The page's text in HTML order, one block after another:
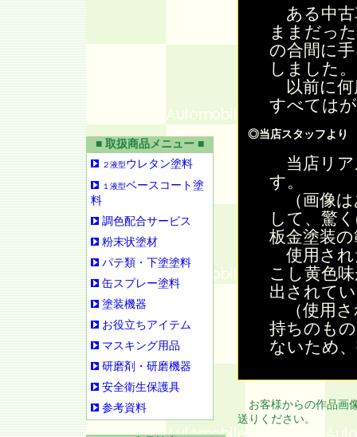
ある中古
ままだっ
の合間に
しました。
以前に何
すべては
◎当店スタッフより
当店リア
す。
（画像は
して、驚
板金塗装
使用され
こし黄色
出されて
（使用さ
持ちのも
ないため
お客様からの作品画
送りください。
■ 取扱商品メニュー ■
２液型ウレタン塗料
１液型ベースコート塗
料
調色配合サービス
粉末状塗材
パテ類・下塗塗料
缶スプレー塗料
塗装機器
お役立ちアイテム
マスキング用品
研磨剤・研磨機器
安全衛生保護具
参考資料